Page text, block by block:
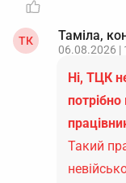
ТК Таміла,
06.08.2026 |
Ні, ТЦК
Такий